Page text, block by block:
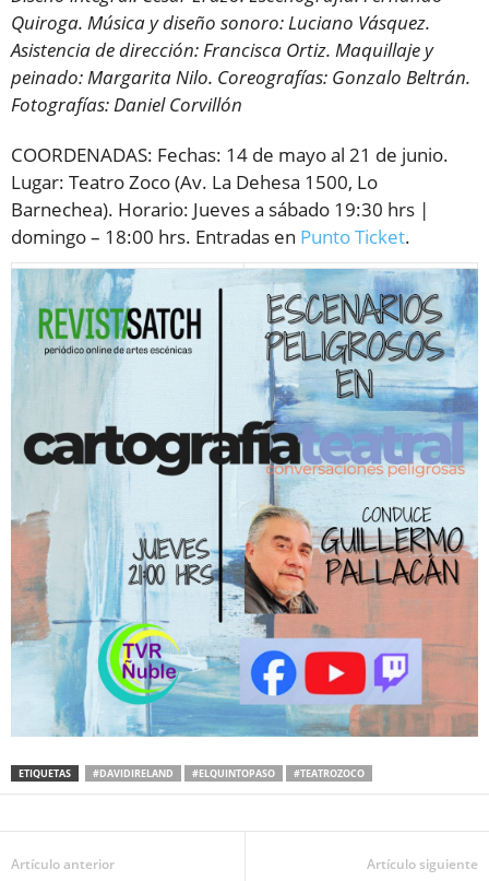
Quiroga. Música y diseño sonoro: Luciano Vásquez.
Asistencia de dirección: Francisca Ortiz. Maquillaje y
peinado: Margarita Nilo. Coreografías: Gonzalo Beltrán.
Fotografías: Daniel Corvillón
COORDENADAS: Fechas: 14 de mayo al 21 de junio.
Lugar: Teatro Zoco (Av. La Dehesa 1500, Lo
Barnechea). Horario: Jueves a sábado 19:30 hrs |
domingo – 18:00 hrs. Entradas en Punto Ticket.
ETIQUETAS #DAVIDIRELAND #ELQUINTOPASO #TEATROZOCO
Artículo anterior Artículo siguiente